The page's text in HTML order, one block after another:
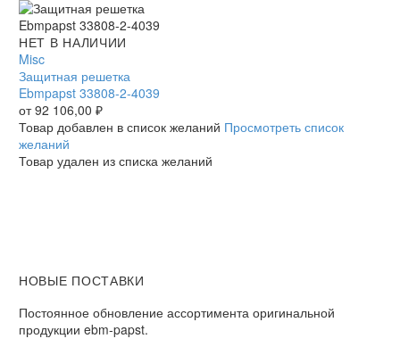
4039
Защитная
решетка
Ebmpapst
33808-
2-
4039
НЕТ В НАЛИЧИИ
Misc
Защитная решетка
Ebmpapst 33808-2-4039
от92 106,00 ₽
Товар добавлен в список желаний Просмотреть список
желаний
Товар удален из списка желаний
НОВЫЕ ПОСТАВКИ
Постоянное обновление ассортимента оригинальной
продукции ebm-papst.